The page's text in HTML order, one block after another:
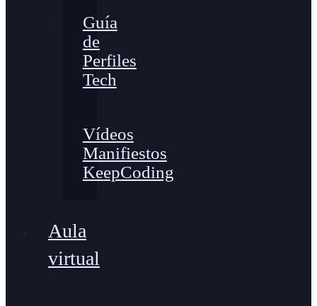
Guía
de
Perfiles
Tech
Vídeos
Manifiestos
KeepCoding
Aula
virtual